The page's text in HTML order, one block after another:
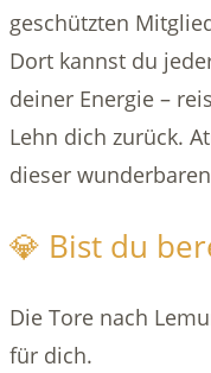
geschützten
Dort kannst du
deiner Energie –
Lehn dich zurück.
dieser
💎 Bist du
Die Tore nach
für dich.